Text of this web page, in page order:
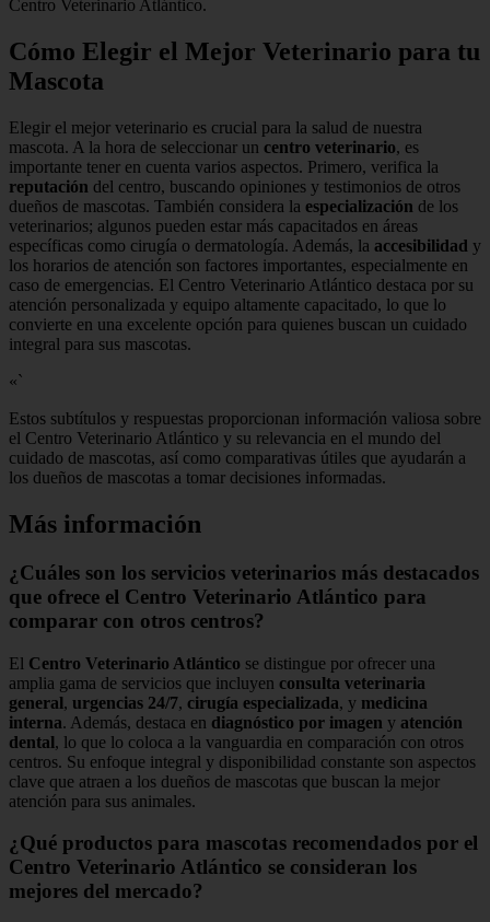
Centro Veterinario Atlántico.
Cómo Elegir el Mejor Veterinario para tu
Mascota
Elegir el mejor veterinario es crucial para la salud de nuestra
mascota. A la hora de seleccionar un centro veterinario, es
importante tener en cuenta varios aspectos. Primero, verifica la
reputación del centro, buscando opiniones y testimonios de otros
dueños de mascotas. También considera la especialización de los
veterinarios; algunos pueden estar más capacitados en áreas
específicas como cirugía o dermatología. Además, la accesibilidad y
los horarios de atención son factores importantes, especialmente en
caso de emergencias. El Centro Veterinario Atlántico destaca por su
atención personalizada y equipo altamente capacitado, lo que lo
convierte en una excelente opción para quienes buscan un cuidado
integral para sus mascotas.
«`
Estos subtítulos y respuestas proporcionan información valiosa sobre
el Centro Veterinario Atlántico y su relevancia en el mundo del
cuidado de mascotas, así como comparativas útiles que ayudarán a
los dueños de mascotas a tomar decisiones informadas.
Más información
¿Cuáles son los servicios veterinarios más destacados
que ofrece el Centro Veterinario Atlántico para
comparar con otros centros?
El Centro Veterinario Atlántico se distingue por ofrecer una
amplia gama de servicios que incluyen consulta veterinaria
general, urgencias 24/7, cirugía especializada, y medicina
interna. Además, destaca en diagnóstico por imagen y atención
dental, lo que lo coloca a la vanguardia en comparación con otros
centros. Su enfoque integral y disponibilidad constante son aspectos
clave que atraen a los dueños de mascotas que buscan la mejor
atención para sus animales.
¿Qué productos para mascotas recomendados por el
Centro Veterinario Atlántico se consideran los
mejores del mercado?